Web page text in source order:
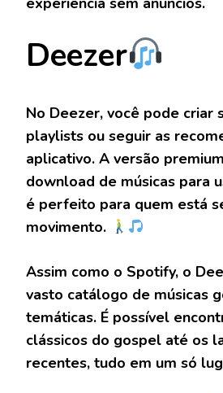
Deezer
No Deezer, você pode criar
playlists ou seguir as
aplicativo. A versão
download de músicas para
é perfeito para quem está
movimento.
Assim como o Spotify, o
vasto catálogo de músicas
temáticas. É possível
clássicos do gospel até os
recentes, tudo em um só